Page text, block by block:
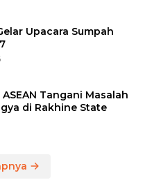
Upacara Sumpah
Tangani Masalah
di Rakhine State